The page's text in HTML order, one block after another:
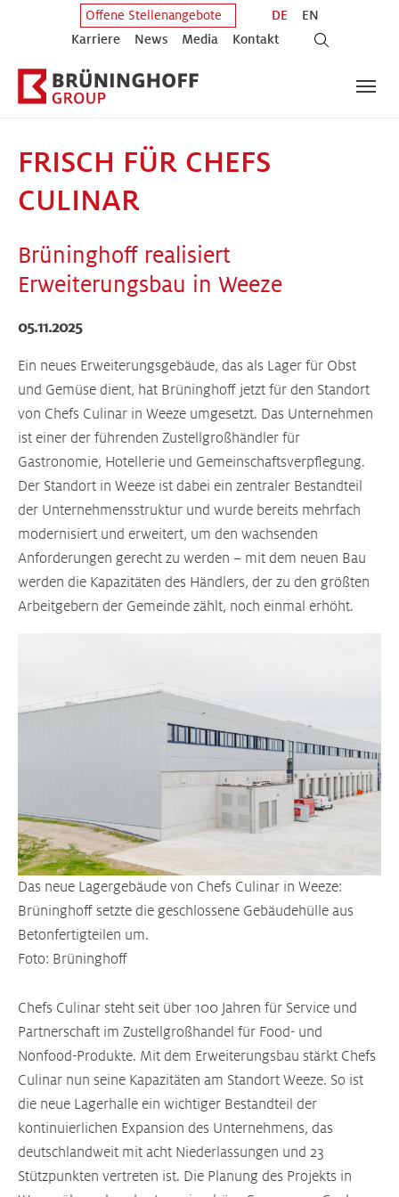
Zum Hauptinhalt springen
Zum Fuß der Seite springen
Offene Stellenangebote
Karriere
News Media Kontakt
DE EN
FRISCH FÜR CHEFS
CULINAR
Brüninghoff realisiert
Erweiterungsbau in Weeze
05.11.2025
Ein neues Erweiterungsgebäude, das als Lager für Obst
und Gemüse dient, hat Brüninghoff jetzt für den Standort
von Chefs Culinar in Weeze umgesetzt. Das Unternehmen
ist einer der führenden Zustellgroßhändler für
Gastronomie, Hotellerie und Gemeinschaftsverpflegung.
Der Standort in Weeze ist dabei ein zentraler Bestandteil
der Unternehmensstruktur und wurde bereits mehrfach
modernisiert und erweitert, um den wachsenden
Anforderungen gerecht zu werden – mit dem neuen Bau
werden die Kapazitäten des Händlers, der zu den größten
Arbeitgebern der Gemeinde zählt, noch einmal erhöht.
Das neue Lagergebäude von Chefs Culinar in Weeze:
Brüninghoff setzte die geschlossene Gebäudehülle aus
Betonfertigteilen um.
Foto: Brüninghoff
Chefs Culinar steht seit über 100 Jahren für Service und
Partnerschaft im Zustellgroßhandel für Food- und
Nonfood-Produkte. Mit dem Erweiterungsbau stärkt Chefs
Culinar nun seine Kapazitäten am Standort Weeze. So ist
die neue Lagerhalle ein wichtiger Bestandteil der
kontinuierlichen Expansion des Unternehmens, das
deutschlandweit mit acht Niederlassungen und 23
Stützpunkten vertreten ist. Die Planung des Projekts in